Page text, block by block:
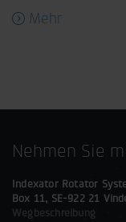
Mehr
Nehmen Sie
Indexator Rotator
Box 11, SE-922 21
Wegbeschreibung